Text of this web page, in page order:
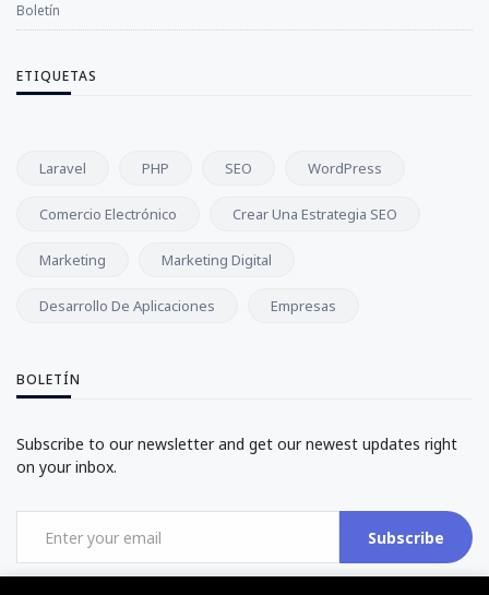
Boletín
ETIQUETAS
Laravel PHP SEO WordPress
Comercio Electrónico Crear Una Estrategia SEO
Marketing Marketing Digital
Desarrollo De Aplicaciones Empresas
BOLETÍN
Subscribe to our newsletter and get our newest updates right
on your inbox.
Subscribe